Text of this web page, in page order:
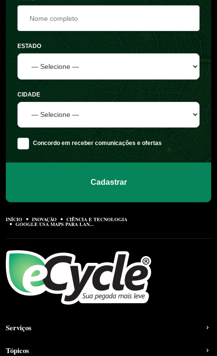
ESTADO
CIDADE
Concordo em receber comunicações e ofertas
Cadastrar
INÍCIO INOVAÇÃO CIÊNCIA E TECNOLOGIA
GOOGLE USA MAPS PARA LAN...
Serviços
Tópicos